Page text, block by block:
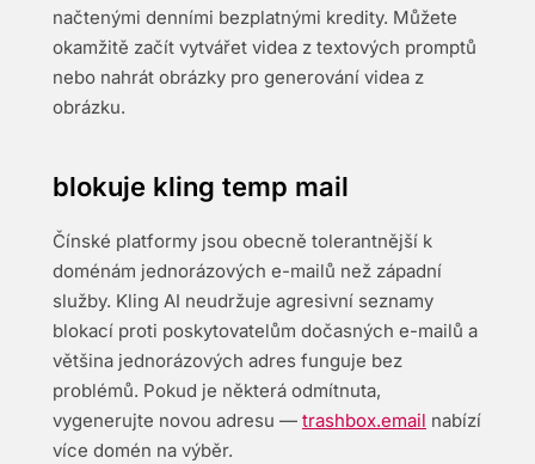
načtenými denními bezplatnými kredity. Můžete
okamžitě začít vytvářet videa z textových promptů
nebo nahrát obrázky pro generování videa z
obrázku.
blokuje kling temp mail
Čínské platformy jsou obecně tolerantnější k
doménám jednorázových e-mailů než západní
služby. Kling AI neudržuje agresivní seznamy
blokací proti poskytovatelům dočasných e-mailů a
většina jednorázových adres funguje bez
problémů. Pokud je některá odmítnuta,
vygenerujte novou adresu — trashbox.email nabízí
více domén na výběr.